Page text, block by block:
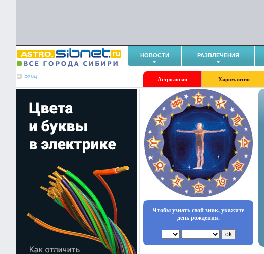
НОВОСТИ РАЗВЛЕЧЕНИЯ
Вход
Астрология Хиромантия
Чтобы узнать свой знак, укажите
день рождения.